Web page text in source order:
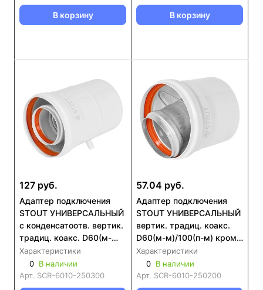
В корзину В корзину
127 руб.
Адаптер подключения
STOUT УНИВЕРСАЛЬНЫЙ
c конденсатоотв. вертик.
традиц. коакс. D60(м-
м)/100(п-м)кроме
Immergas,Navien D75/100
(SCR-6010-250300)
Характеристики
0 В наличии
Арт. SCR-6010-250300
57.04 руб.
Адаптер подключения
STOUT УНИВЕРСАЛЬНЫЙ
вертик. традиц. коакс.
D60(м-м)/100(п-м) кроме
Immergas, Navien D75/100
стар. (SCR-6010-250200)
Характеристики
0 В наличии
Арт. SCR-6010-250200